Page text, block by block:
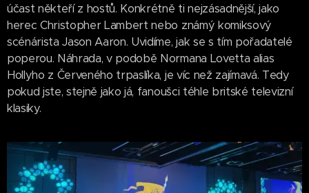
účast někteří z hostů. Konkrétně ti nejzásadnější, jako
herec Christopher Lambert nebo známý komiksový
scénárista Jason Aaron. Uvidíme, jak se s tím pořadatelé
poperou. Náhrada, v podobě Normana Lovetta alias
Hollyho z Červeného trpaslíka, je víc než zajímavá. Tedy
pokud jste, stejně jako já, fanoušci téhle britské televizní
klasiky.